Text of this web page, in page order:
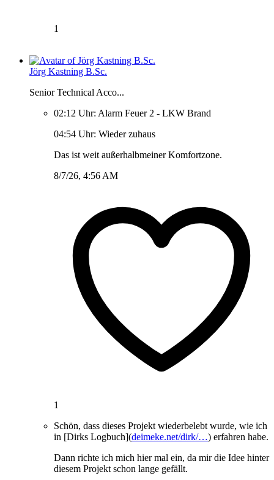
1
Jörg Kastning B.Sc.
Senior Technical Acco...
02:12 Uhr: Alarm Feuer 2 - LKW Brand
04:54 Uhr: Wieder zuhaus
Das ist weit außerhalbmeiner Komfortzone.
8/7/26, 4:56 AM
1
Schön, dass dieses Projekt wiederbelebt wurde, wie ich
in [Dirks Logbuch](deimeke.net/dirk/…) erfahren habe.
Dann richte ich mich hier mal ein, da mir die Idee hinter
diesem Projekt schon lange gefällt.